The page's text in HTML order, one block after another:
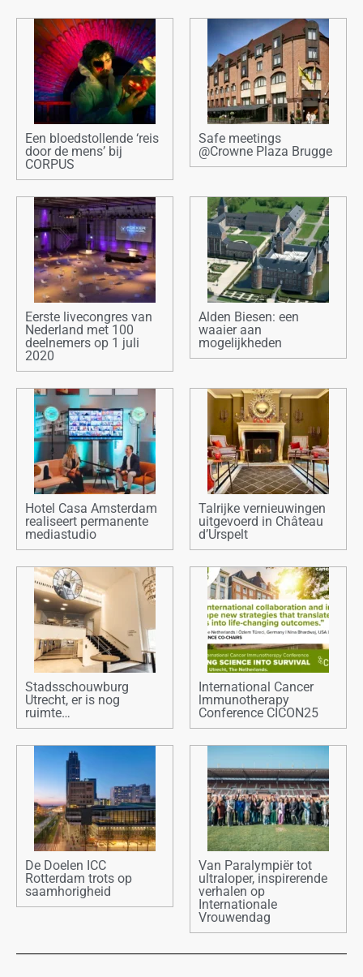
Een bloedstollende ‘reis
door de mens’ bij
CORPUS
Safe meetings
@Crowne Plaza Brugge
Eerste livecongres van
Nederland met 100
deelnemers op 1 juli
2020
Alden Biesen: een
waaier aan
mogelijkheden
Hotel Casa Amsterdam
realiseert permanente
mediastudio
Talrijke vernieuwingen
uitgevoerd in Château
d’Urspelt
Stadsschouwburg
Utrecht, er is nog
ruimte…
International Cancer
lmmunotherapy
Conference CICON25
De Doelen ICC
Rotterdam trots op
saamhorigheid
Van Paralympiër tot
ultraloper, inspirerende
verhalen op
Internationale
Vrouwendag